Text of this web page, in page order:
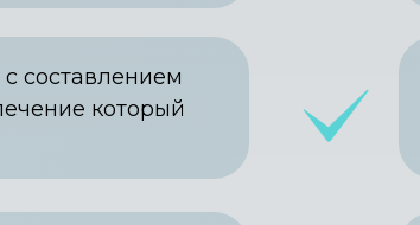
составлением
который